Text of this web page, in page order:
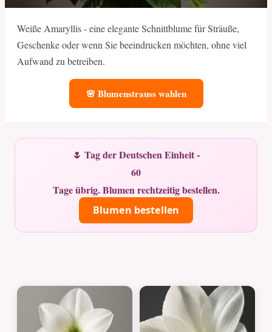
Weiße Amaryllis - eine elegante Schnittblume für Sträuße,
Geschenke oder wenn Sie beeindrucken möchten, ohne viel
Aufwand zu betreiben.
🌸 Blumenstrauss wahlen
🌷 Tag der Deutschen Einheit -
60
Tage übrig. Blumen rechtzeitig bestellen.
Blumen bestellen